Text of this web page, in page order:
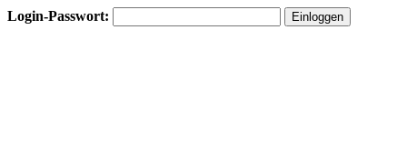
Login-Passwort: